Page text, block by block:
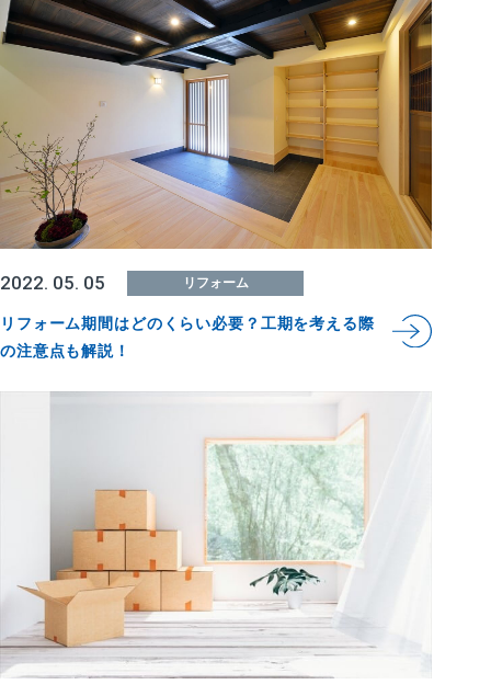
2022. 05. 05 リフォーム
リフォーム期間はどのくらい必要？工期を考える際
の注意点も解説！